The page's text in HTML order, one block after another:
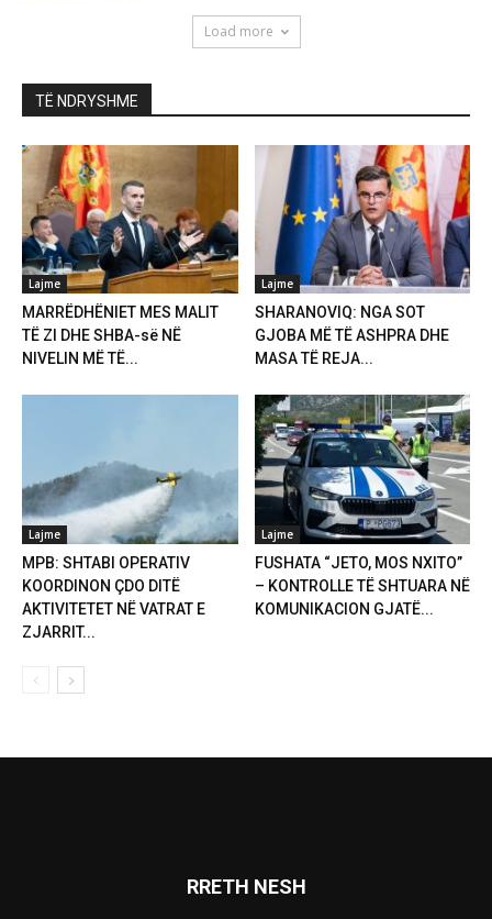
Load more
TË NDRYSHME
Lajme
MARRËDHËNIET MES MALIT
TË ZI DHE SHBA-së NË
NIVELIN MË TË...
Lajme
SHARANOVIQ: NGA SOT
GJOBA MË TË ASHPRA DHE
MASA TË REJA...
Lajme
MPB: SHTABI OPERATIV
KOORDINON ÇDO DITË
AKTIVITETET NË VATRAT E
ZJARRIT...
Lajme
FUSHATA “JETO, MOS NXITO”
– KONTROLLE TË SHTUARA NË
KOMUNIKACION GJATË...
RRETH NESH